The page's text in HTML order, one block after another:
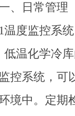
、日常管理
1温度监控系统
低温化学冷
监控系统，可
境中。定期